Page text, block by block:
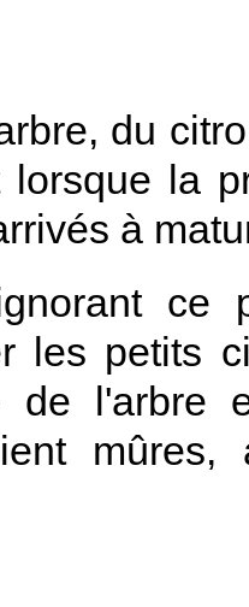
du
lorsque la
à
ce
les petits
de l'arbre